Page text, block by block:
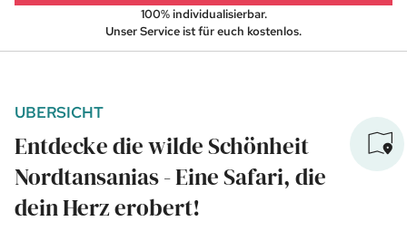
100% individualisierbar.
Unser Service ist für euch kostenlos.
UBERSICHT
Entdecke die wilde Schönheit
Nordtansanias - Eine Safari, die
dein Herz erobert!